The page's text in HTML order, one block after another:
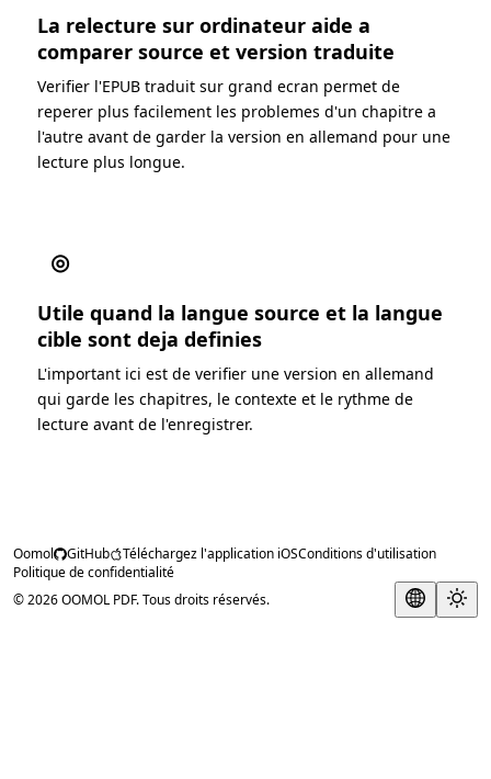
La relecture sur ordinateur aide a
comparer source et version traduite
Verifier l'EPUB traduit sur grand ecran permet de
reperer plus facilement les problemes d'un chapitre a
l'autre avant de garder la version en allemand pour une
lecture plus longue.
◎
Utile quand la langue source et la langue
cible sont deja definies
L'important ici est de verifier une version en allemand
qui garde les chapitres, le contexte et le rythme de
lecture avant de l'enregistrer.
Oomol GitHub Téléchargez l'application iOSConditions d'utilisation
Politique de confidentialité
© 2026 OOMOL PDF. Tous droits réservés.